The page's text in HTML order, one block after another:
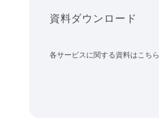
資料ダウンロード
各サービスに関する資料はこちら